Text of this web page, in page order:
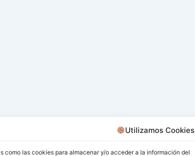
Utilizamos Cookies
como las cookies para almacenar y/o acceder a la información del